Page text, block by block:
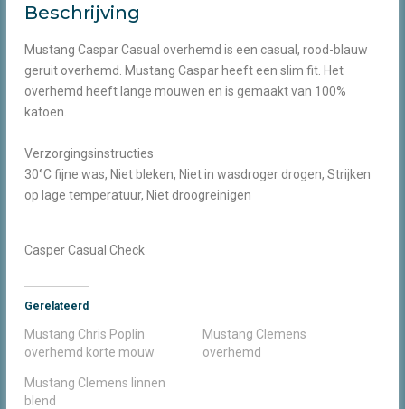
Beschrijving
Mustang Caspar Casual overhemd is een casual, rood-blauw
geruit overhemd. Mustang Caspar heeft een slim fit. Het
overhemd heeft lange mouwen en is gemaakt van 100%
katoen.
Verzorgingsinstructies
30°C fijne was, Niet bleken, Niet in wasdroger drogen, Strijken
op lage temperatuur, Niet droogreinigen
Casper Casual Check
Gerelateerd
Mustang Chris Poplin
overhemd korte mouw
Mustang Clemens
overhemd
Mustang Clemens linnen
blend